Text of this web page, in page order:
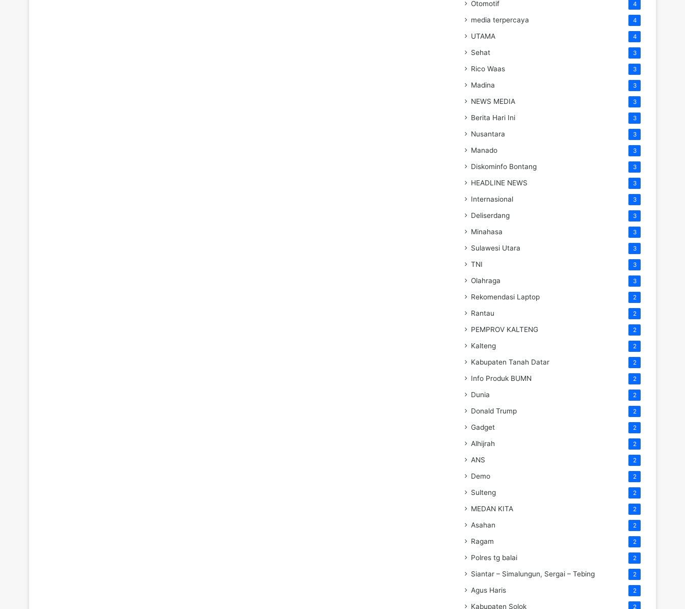
Otomotif 4
media terpercaya 4
UTAMA 4
Sehat 3
Rico Waas 3
Madina 3
NEWS MEDIA 3
Berita Hari Ini 3
Nusantara 3
Manado 3
Diskominfo Bontang 3
HEADLINE NEWS 3
Internasional 3
Deliserdang 3
Minahasa 3
Sulawesi Utara 3
TNI 3
Olahraga 3
Rekomendasi Laptop 2
Rantau 2
PEMPROV KALTENG 2
Kalteng 2
Kabupaten Tanah Datar 2
Info Produk BUMN 2
Dunia 2
Donald Trump 2
Gadget 2
Alhijrah 2
ANS 2
Demo 2
Sulteng 2
MEDAN KITA 2
Asahan 2
Ragam 2
Polres tg balai 2
Siantar – Simalungun, Sergai – Tebing 2
Agus Haris 2
Kabupaten Solok 2